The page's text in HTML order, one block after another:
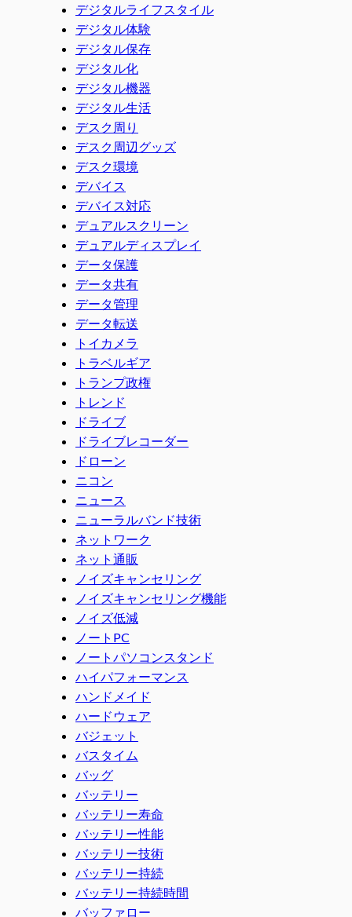
デジタルライフスタイル
デジタル体験
デジタル保存
デジタル化
デジタル機器
デジタル生活
デスク周り
デスク周辺グッズ
デスク環境
デバイス
デバイス対応
デュアルスクリーン
デュアルディスプレイ
データ保護
データ共有
データ管理
データ転送
トイカメラ
トラベルギア
トランプ政権
トレンド
ドライブ
ドライブレコーダー
ドローン
ニコン
ニュース
ニューラルバンド技術
ネットワーク
ネット通販
ノイズキャンセリング
ノイズキャンセリング機能
ノイズ低減
ノートPC
ノートパソコンスタンド
ハイパフォーマンス
ハンドメイド
ハードウェア
バジェット
バスタイム
バッグ
バッテリー
バッテリー寿命
バッテリー性能
バッテリー技術
バッテリー持続
バッテリー持続時間
バッファロー